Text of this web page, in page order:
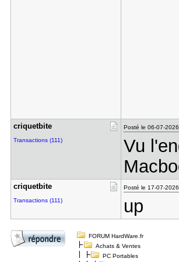
criquetbit​e
Transactions (111)
Posté le 06-07-
Vu
criquetbit​e
Transactions (111)
Posté le 17-07-
up
FORUM HardWare.fr
Achats & Ventes
PC Portables